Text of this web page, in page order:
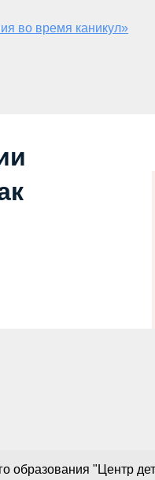
во время каникул»
"Центр